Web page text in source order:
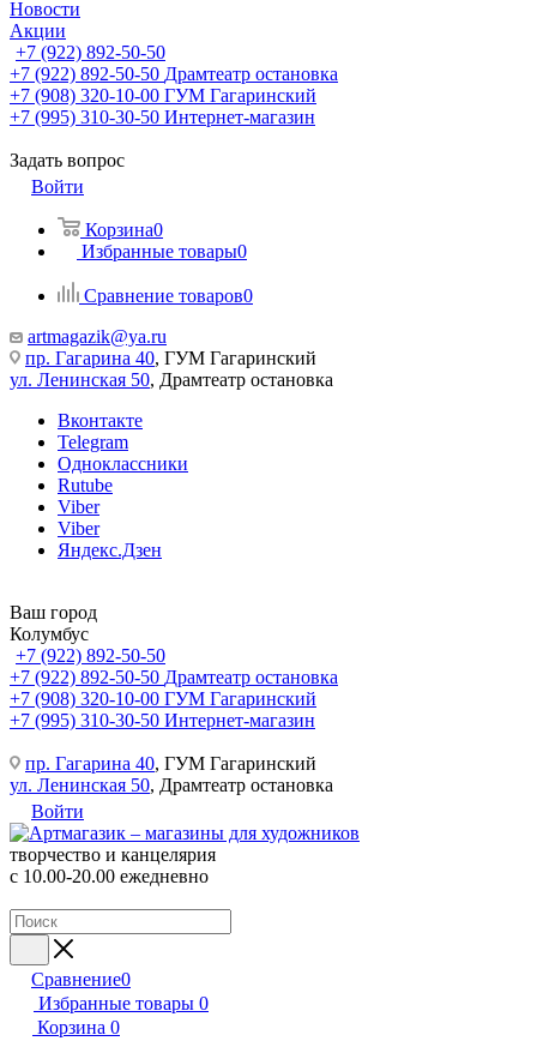
Новости
Акции
+7 (922) 892-50-50
+7 (922) 892-50-50 Драмтеатр остановка
+7 (908) 320-10-00 ГУМ Гагаринский
+7 (995) 310-30-50 Интернет-магазин
Задать вопрос
Войти
Корзина0
Избранные товары0
Сравнение товаров0
artmagazik@ya.ru
пр. Гагарина 40, ГУМ Гагаринский
ул. Ленинская 50, Драмтеатр остановка
Вконтакте
Telegram
Одноклассники
Rutube
Viber
Viber
Яндекс.Дзен
Ваш город
Колумбус
+7 (922) 892-50-50
+7 (922) 892-50-50 Драмтеатр остановка
+7 (908) 320-10-00 ГУМ Гагаринский
+7 (995) 310-30-50 Интернет-магазин
пр. Гагарина 40, ГУМ Гагаринский
ул. Ленинская 50, Драмтеатр остановка
Войти
творчество и канцелярия
с 10.00-20.00 ежедневно
Сравнение0
Избранные товары 0
Корзина 0